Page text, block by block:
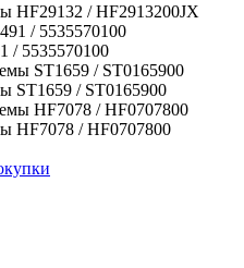
HF29132 / HF2913200JX
/ 5535570100
ST1659 / ST0165900
HF7078 / HF0707800